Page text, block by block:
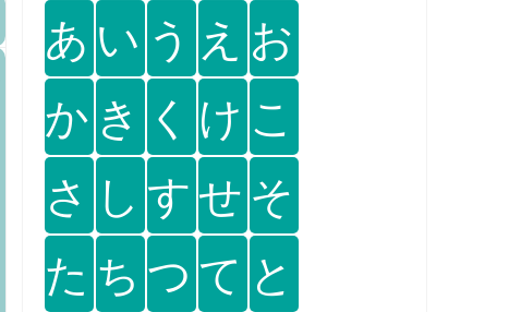
あ い う え お
か き く け こ
さ し すせ そ
た ち つ て と